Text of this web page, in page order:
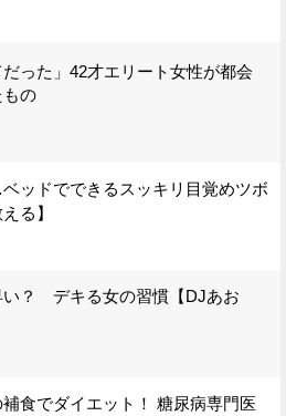
だった」42才エリート女性が都会
もの
ッドでできるスッキリ目覚めツボ
る】
い？ デキる女の習慣【DJあお
食でダイエット！ 糖尿病専門医